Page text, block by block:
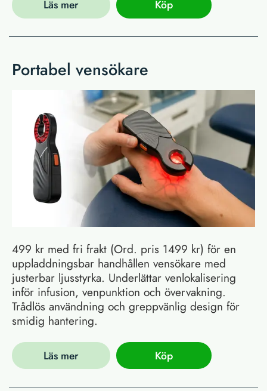
Läs mer Köp
Portabel vensökare
499 kr med fri frakt (Ord. pris 1499 kr) för en
uppladdningsbar handhållen vensökare med
justerbar ljusstyrka. Underlättar venlokalisering
inför infusion, venpunktion och övervakning.
Trådlös användning och greppvänlig design för
smidig hantering.
Läs mer Köp